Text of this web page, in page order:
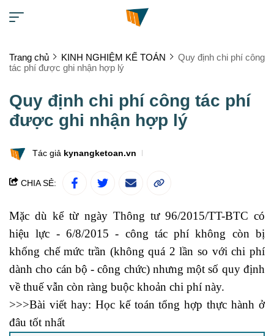
Trang chủ KINH NGHIỆM KẾ TOÁN
Quy định chi phí công
tác phí được ghi nhận hợp lý
Quy định chi phí công tác phí
được ghi nhận hợp lý
Tác giả kynangketoan.vn
CHIA SẺ:
Mặc dù kể từ ngày Thông tư 96/2015/TT-BTC có
hiệu lực - 6/8/2015 - công tác phí không còn bị
khống chế mức trần (không quá 2 lần so với chi phí
dành cho cán bộ - công chức) nhưng một số quy định
về thuế vẫn còn ràng buộc khoản chi phí này.
>>>Bài viết hay: Học kế toán tổng hợp thực hành ở
đâu tốt nhất